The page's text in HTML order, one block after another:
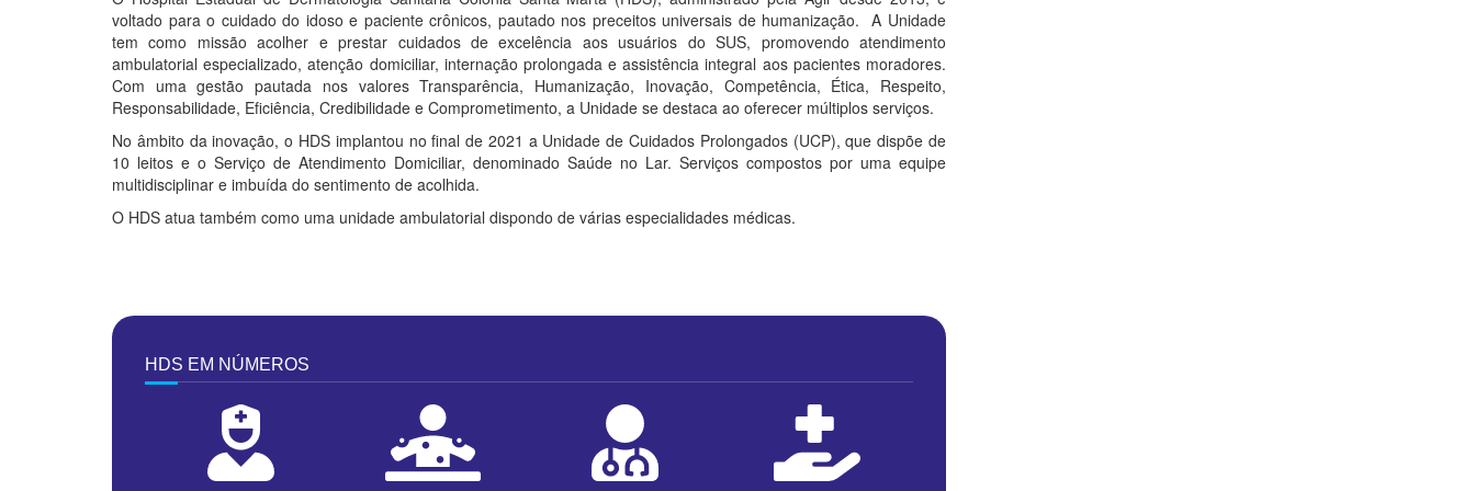
voltado para o cuidado do idoso e paciente crônicos, pautado nos preceitos universais de humanização. A Unidade
tem como missão acolher e prestar cuidados de excelência aos usuários do SUS, promovendo atendimento
ambulatorial especializado, atenção domiciliar, internação prolongada e assistência integral aos pacientes moradores.
Com uma gestão pautada nos valores Transparência, Humanização, Inovação, Competência, Ética, Respeito,
Responsabilidade, Eficiência, Credibilidade e Comprometimento, a Unidade se destaca ao oferecer múltiplos serviços.
No âmbito da inovação, o HDS implantou no final de 2021 a Unidade de Cuidados Prolongados (UCP), que dispõe de
10 leitos e o Serviço de Atendimento Domiciliar, denominado Saúde no Lar. Serviços compostos por uma equipe
multidisciplinar e imbuída do sentimento de acolhida.
O HDS atua também como uma unidade ambulatorial dispondo de várias especialidades médicas.
HDS EM NÚMEROS